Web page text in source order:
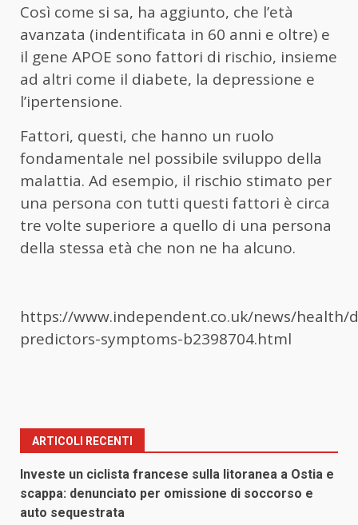
Così come si sa, ha aggiunto, che l’età
avanzata (indentificata in 60 anni e oltre) e
il gene APOE sono fattori di rischio, insieme
ad altri come il diabete, la depressione e
l’ipertensione.
Fattori, questi, che hanno un ruolo
fondamentale nel possibile sviluppo della
malattia. Ad esempio, il rischio stimato per
una persona con tutti questi fattori è circa
tre volte superiore a quello di una persona
della stessa età che non ne ha alcuno.
https://www.independent.co.uk/news/health/
predictors-symptoms-b2398704.html
ARTICOLI RECENTI
Investe un ciclista francese sulla litoranea a Ostia e
scappa: denunciato per omissione di soccorso e
auto sequestrata